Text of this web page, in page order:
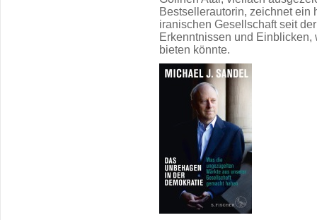
Bestsellerautorin, zeichnet ein
iranischen Gesellschaft seit
Erkenntnissen und
bieten könnte.